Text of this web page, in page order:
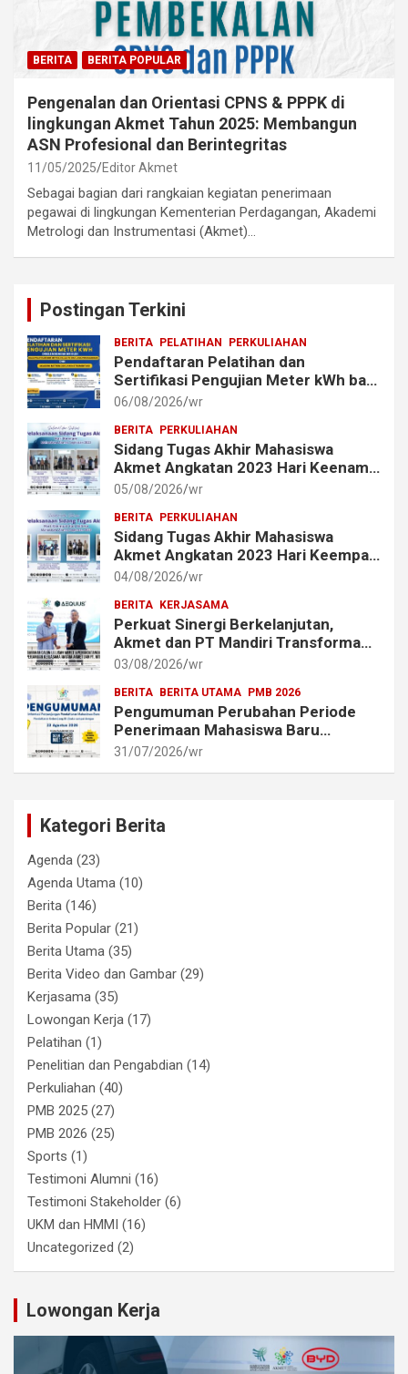
BERITA BERITA POPULAR
Pengenalan dan Orientasi CPNS & PPPK di
lingkungan Akmet Tahun 2025: Membangun
ASN Profesional dan Berintegritas
11/05/2025 Editor Akmet
Sebagai bagian dari rangkaian kegiatan penerimaan
pegawai di lingkungan Kementerian Perdagangan, Akademi
Metrologi dan Instrumentasi (Akmet)…
Postingan Terkini
BERITA PELATIHAN PERKULIAHAN
Pendaftaran Pelatihan dan
Sertifikasi Pengujian Meter kWh bagi
Mahasiswa dan Alumni Akmet
06/08/2026 wr
BERITA PERKULIAHAN
Sidang Tugas Akhir Mahasiswa
Akmet Angkatan 2023 Hari Keenam
Berlangsung Lancar
05/08/2026 wr
BERITA PERKULIAHAN
Sidang Tugas Akhir Mahasiswa
Akmet Angkatan 2023 Hari Keempat
dan Kelima Berlangsung Lancar
04/08/2026 wr
BERITA KERJASAMA
Perkuat Sinergi Berkelanjutan,
Akmet dan PT Mandiri Transforma
Global (MTG) Resmi Perpanjang
03/08/2026 wr
BERITA BERITA UTAMA PMB 2026
Pengumuman Perubahan Periode
Penerimaan Mahasiswa Baru
Akademi Metrologi dan
31/07/2026 wr
Kategori Berita
Agenda (23)
Agenda Utama (10)
Berita (146)
Berita Popular (21)
Berita Utama (35)
Berita Video dan Gambar (29)
Kerjasama (35)
Lowongan Kerja (17)
Pelatihan (1)
Penelitian dan Pengabdian (14)
Perkuliahan (40)
PMB 2025 (27)
PMB 2026 (25)
Sports (1)
Testimoni Alumni (16)
Testimoni Stakeholder (6)
UKM dan HMMI (16)
Uncategorized (2)
Lowongan Kerja